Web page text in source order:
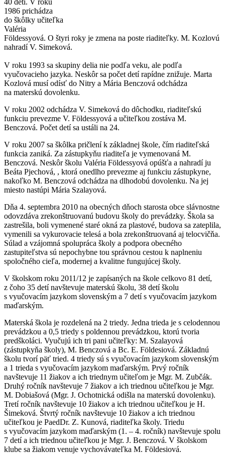
1986 prichádza
do škôlky učiteľka
Valéria
Földessyová. O štyri roky je zmena na poste riaditeľky. M. Kozlovú
nahradí V. Simeková.
V roku 1993 sa skupiny delia nie podľa veku, ale podľa
vyučovacieho jazyka. Neskôr sa počet detí rapídne znižuje. Marta
Kozlová musí odísť do Nitry a Mária Benczová odchádza
na materskú dovolenku.
V roku 2002 odchádza V. Simeková do dôchodku, riaditeľskú
funkciu prevezme V. Földessyová a učiteľkou zostáva M.
Benczová. Počet detí sa ustáli na 24.
V roku 2007 sa škôlka pričlení k základnej škole, čím riaditeľská
funkcia zaniká. Za zástupkyňu riaditeľa je vymenovaná M.
Benczová. Neskôr školu Valéria Földessyová opúšťa a nahradí ju
Beáta Pjechová, , ktorá onedlho prevezme aj funkciu zástupkyne,
nakoľko M. Benczová odchádza na dlhodobú dovolenku. Na jej
miesto nastúpi Mária Szalayová.
Dňa 4. septembra 2010 na obecných dňoch starosta obce slávnostne
odovzdáva zrekonštruovanú budovu školy do prevádzky. Škola sa
zastrešila, boli vymenené staré okná za plastové, budova sa zateplila,
vymenili sa vykurovacie telesá a bola zrekonštruovaná aj telocvičňa.
Súlad a vzájomná spolupráca školy a podpora obecného
zastupiteľstva sú nepochybne tou správnou cestou k naplneniu
spoločného cieľa, modernej a kvalitne fungujúcej školy.
V školskom roku 2011/12 je zapísaných na škole celkovo 81 detí,
z čoho 35 detí navštevuje materskú školu, 38 detí školu
s vyučovacím jazykom slovenským a 7 detí s vyučovacím jazykom
maďarským.
Materská škola je rozdelená na 2 triedy. Jedna trieda je s celodennou
prevádzkou a 0,5 triedy s poldennou prevádzkou, ktorú tvoria
predškoláci. Vyučujú ich tri pani učiteľky: M. Szalayová
(zástupkyňa školy), M. Benczová a Bc. E. Földesiová. Základnú
školu tvorí päť tried. 4 triedy sú s vyučovacím jazykom slovenským
a 1 trieda s vyučovacím jazykom maďarským. Prvý ročník
navštevuje 11 žiakov a ich triednym učiteľom je Mgr. M. Zubčák.
Druhý ročník navštevuje 7 žiakov a ich triednou učiteľkou je Mgr.
M. Dobiašová (Mgr. J. Ochotnická odišla na materskú dovolenku).
Tretí ročník navštevuje 10 žiakov a ich triednou učiteľkou je H.
Šimeková. Štvrtý ročník navštevuje 10 žiakov a ich triednou
učiteľkou je PaedDr. Z. Kunová, riaditeľka školy. Triedu
s vyučovacím jazykom maďarským (1. – 4. ročník) navštevuje spolu
7 detí a ich triednou učiteľkou je Mgr. J. Benczová. V školskom
klube sa žiakom venuje vychovávateľka M. Földesiová.